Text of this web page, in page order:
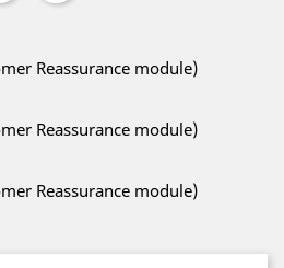
Reassurance module)
Reassurance module)
Reassurance module)